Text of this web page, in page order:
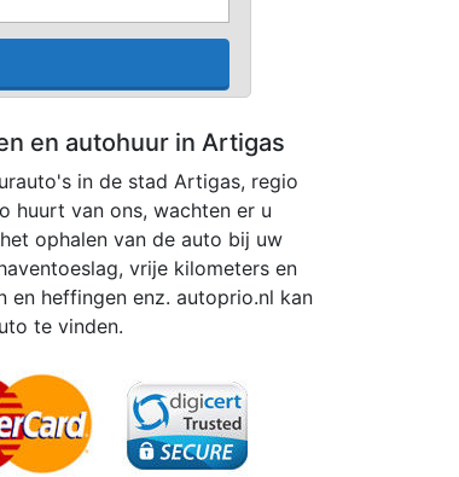
en autohuur in Artigas
in de stad Artigas, regio
huurt van ons, wachten er u
ophalen van de auto bij uw
vrije kilometers en
en heffingen enz. autoprio.nl kan
te vinden.